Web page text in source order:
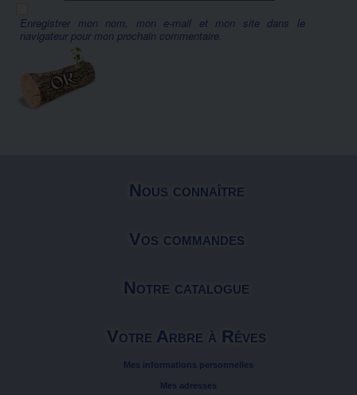
Enregistrer mon nom, mon e-mail et mon site dans le
navigateur pour mon prochain commentaire.
Nous connaître
Vos commandes
Notre catalogue
Votre Arbre à Rêves
Mes informations personnelles
Mes adresses